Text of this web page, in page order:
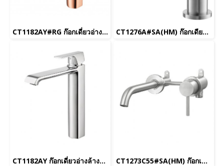
CT1182AY#RG ก๊อกเดี่ยวอ่างล้างหน้าแบบก้านโยก(ทรงสูง)พร้อมสะดือแบบกด(สีโรสโกลด์) รุ่น CUBIC_ยกเลิก CT1276A#SA(HM) ก๊อกเดียวอ่างล้างหน้า แบบก้านโยก
CT1182AY ก๊อกเดี่ยวอ่างล้างหน้าแบบก้านโยก(ทรงสูง) รุ่น CUBIC CT1273C55#SA(HM) ก๊อกเดี่ยวอ่างล้างหน้า ชนิดติดผนัง รุ่น Titus